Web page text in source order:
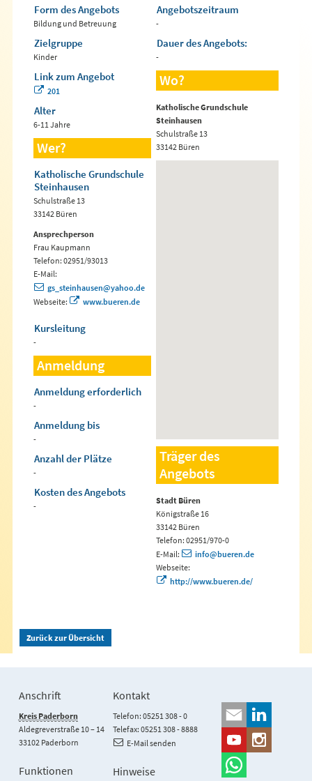
Form des Angebots
Bildung und Betreuung
Zielgruppe
Kinder
Link zum Angebot
201
Alter
6-11 Jahre
Wer?
Katholische Grundschule
Steinhausen
Schulstraße 13
33142 Büren
Ansprechperson
Frau Kaupmann
Telefon: 02951/93013
E-Mail:
gs_steinhausen@yahoo.de
Webseite:
www.bueren.de
Kursleitung
-
Anmeldung
Anmeldung erforderlich
-
Anmeldung bis
-
Anzahl der Plätze
-
Kosten des Angebots
-
Angebotszeitraum
-
Dauer des Angebots:
-
Wo?
Katholische Grundschule
Steinhausen
Schulstraße 13
33142 Büren
Träger des
Angebots
Stadt Büren
Königstraße 16
33142 Büren
Telefon: 02951/970-0
E-Mail:
info@bueren.de
Webseite:
http://www.bueren.de/
Zurück zur Übersicht
Anschrift
Kreis Paderborn
Aldegreverstraße 10 – 14
33102 Paderborn
Kontakt
Telefon: 05251 308 - 0
Telefax: 05251 308 - 8888
E-Mail senden
Funktionen Hinweise